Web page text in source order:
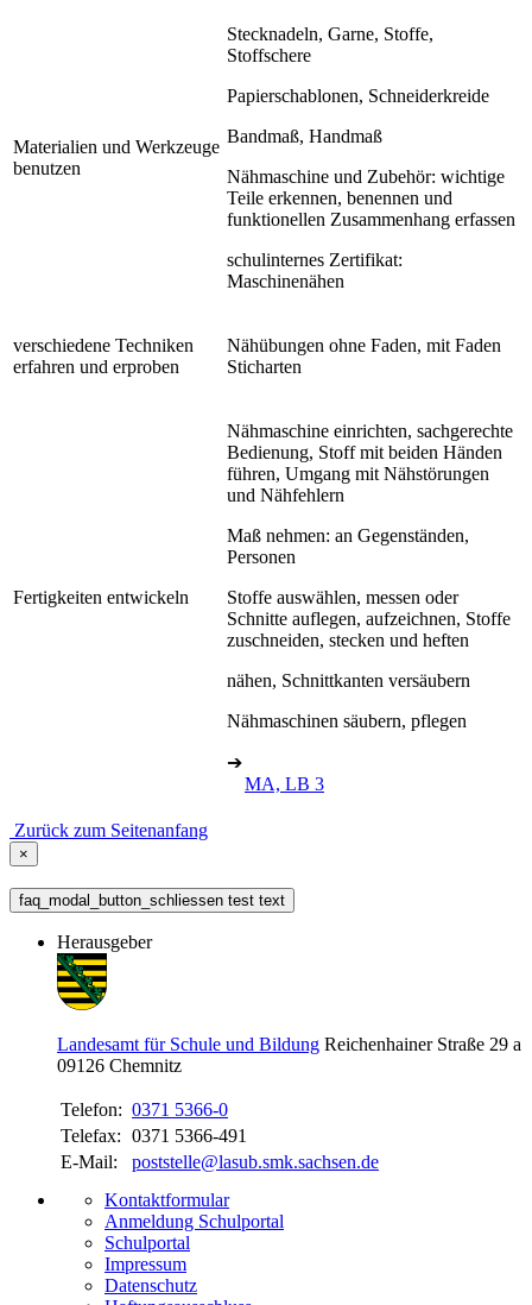
Materialien und Werkzeuge
benutzen
Stecknadeln, Garne, Stoffe,
Stoffschere
Papierschablonen, Schneiderkreide
Bandmaß, Handmaß
Nähmaschine und Zubehör: wichtige
Teile erkennen, benennen und
funktionellen Zusammenhang erfassen
schulinternes Zertifikat:
Maschinenähen
verschiedene Techniken
erfahren und erproben
Nähübungen ohne Faden, mit Faden
Sticharten
Fertigkeiten entwickeln
Nähmaschine einrichten, sachgerechte
Bedienung, Stoff mit beiden Händen
führen, Umgang mit Nähstörungen
und Nähfehlern
Maß nehmen: an Gegenständen,
Personen
Stoffe auswählen, messen oder
Schnitte auflegen, aufzeichnen, Stoffe
zuschneiden, stecken und heften
nähen, Schnittkanten versäubern
Nähmaschinen säubern, pflegen
➔
MA, LB 3
Zurück zum Seitenanfang
×
faq_modal_button_schliessen test text
Herausgeber
Landesamt für Schule und Bildung Reichenhainer Straße 29 a
09126 Chemnitz
Telefon: 0371 5366-0
Telefax: 0371 5366-491
E-Mail:
poststelle@lasub.smk.sachsen.de
Kontaktformular
Anmeldung Schulportal
Schulportal
Impressum
Datenschutz